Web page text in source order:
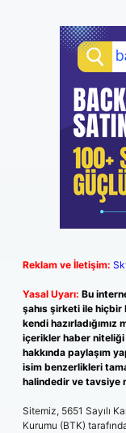
Reklam ve İletişim:
Yasal Uyarı: Bu
şahıs şirketi ile hiçbir
kendi
içerikler haber
hakkında paylaşım
isim benzerlikleri
halindedir ve tavsiye
Sitemiz, 5651 Sayılı
Kurumu (BTK)